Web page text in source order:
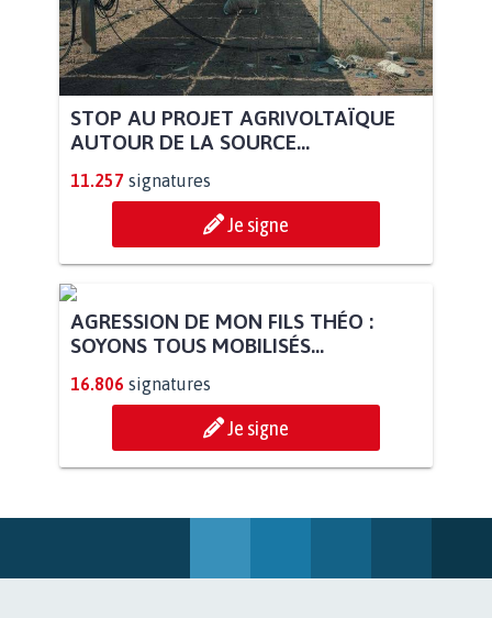
STOP AU PROJET AGRIVOLTAÏQUE
AUTOUR DE LA SOURCE...
11.257 signatures
Je signe
AGRESSION DE MON FILS THÉO :